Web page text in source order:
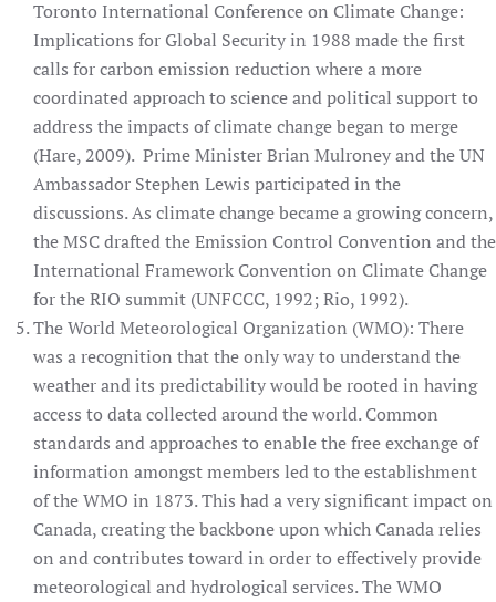
Toronto International Conference on Climate Change:
Implications for Global Security in 1988 made the first
calls for carbon emission reduction where a more
coordinated approach to science and political support to
address the impacts of climate change began to merge
(Hare, 2009). Prime Minister Brian Mulroney and the UN
Ambassador Stephen Lewis participated in the
discussions. As climate change became a growing concern,
the MSC drafted the Emission Control Convention and the
International Framework Convention on Climate Change
for the RIO summit (UNFCCC, 1992; Rio, 1992).
The World Meteorological Organization (WMO): There
was a recognition that the only way to understand the
weather and its predictability would be rooted in having
access to data collected around the world. Common
standards and approaches to enable the free exchange of
information amongst members led to the establishment
of the WMO in 1873. This had a very significant impact on
Canada, creating the backbone upon which Canada relies
on and contributes toward in order to effectively provide
meteorological and hydrological services. The WMO